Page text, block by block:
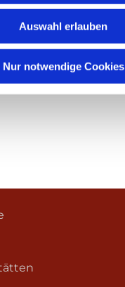
Auswahl erlauben
Nur notwendige Cookies